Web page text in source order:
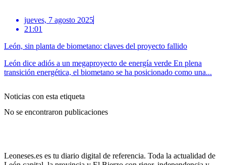
jueves, 7 agosto 2025
21:01
León, sin planta de biometano: claves del proyecto fallido
León dice adiós a un megaproyecto de energía verde En plena
transición energética, el biometano se ha posicionado como una...
Noticias con esta etiqueta
No se encontraron publicaciones
Leoneses.es es tu diario digital de referencia. Toda la actualidad de